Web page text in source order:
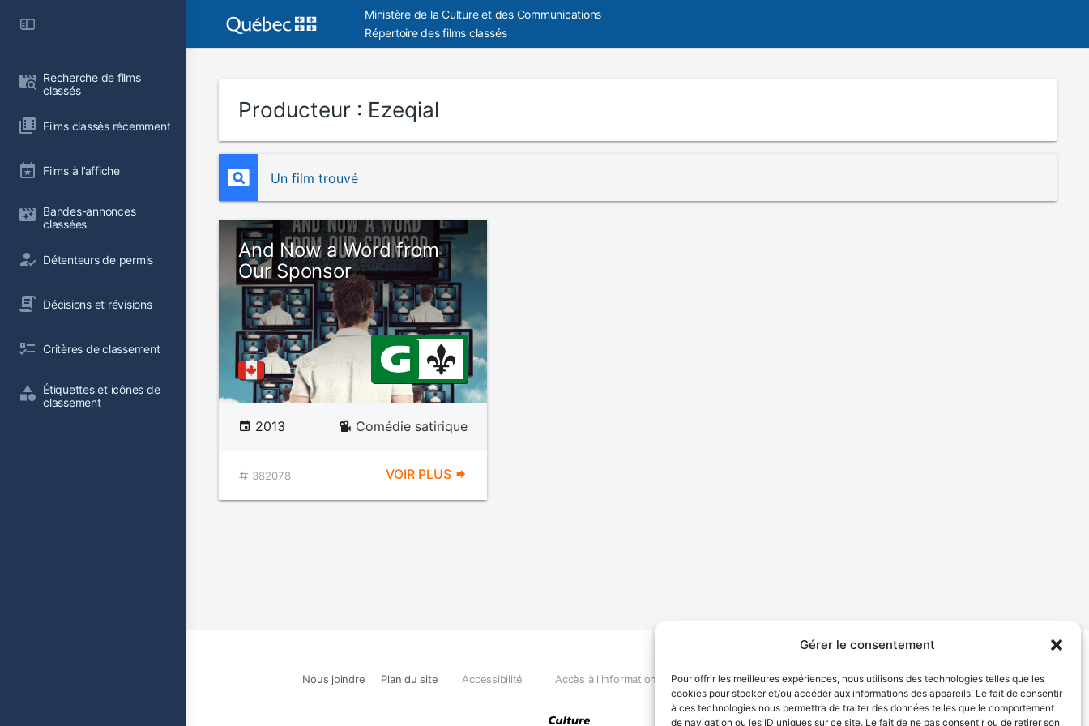
Gérer le consentement
Pour offrir les meilleures expériences, nous utilisons des technologies telles que les
cookies pour stocker et/ou accéder aux informations des appareils. Le fait de consentir
à ces technologies nous permettra de traiter des données telles que le comportement
de navigation ou les ID uniques sur ce site. Le fait de ne pas consentir ou de retirer son
Recherche de films
classés
Films classés récemment
Films à l’affiche
Bandes-annonces
classées
Détenteurs de permis
Décisions et révisions
Critères de classement
Étiquettes et icônes de
classement
Ministère de la Culture et des Communications
Répertoire des films classés
Producteur : Ezeqial
Un film trouvé
And Now a Word from
Our Sponsor
2013 Comédie satirique
382078 VOIR PLUS
Nous joindre Plan du site Accessibilité Accès à l'information Déclaration de services Politique de confidentialité